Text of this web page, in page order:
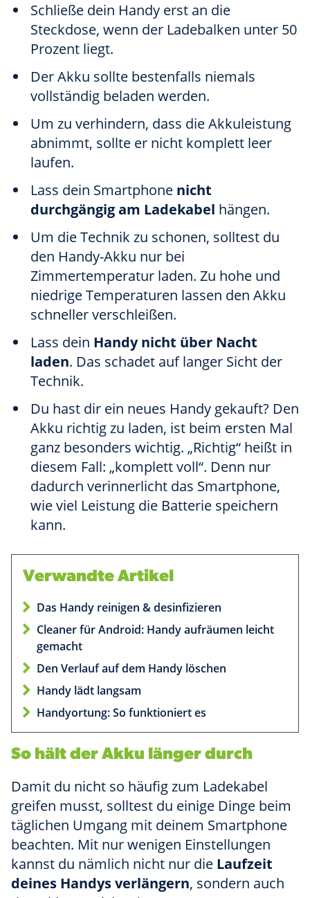
Schließe dein Handy erst an die
Steckdose, wenn der Ladebalken unter 50
Prozent liegt.
Der Akku sollte bestenfalls niemals
vollständig beladen werden.
Um zu verhindern, dass die Akkuleistung
abnimmt, sollte er nicht komplett leer
laufen.
Lass dein Smartphone nicht
durchgängig am Ladekabel hängen.
Um die Technik zu schonen, solltest du
den Handy-Akku nur bei
Zimmertemperatur laden. Zu hohe und
niedrige Temperaturen lassen den Akku
schneller verschleißen.
Lass dein Handy nicht über Nacht
laden. Das schadet auf langer Sicht der
Technik.
Du hast dir ein neues Handy gekauft? Den
Akku richtig zu laden, ist beim ersten Mal
ganz besonders wichtig. „Richtig“ heißt in
diesem Fall: „komplett voll“. Denn nur
dadurch verinnerlicht das Smartphone,
wie viel Leistung die Batterie speichern
kann.
Verwandte Artikel
Das Handy reinigen & desinfizieren
Cleaner für Android: Handy aufräumen leicht
gemacht
Den Verlauf auf dem Handy löschen
Handy lädt langsam
Handyortung: So funktioniert es
So hält der Akku länger durch
Damit du nicht so häufig zum Ladekabel
greifen musst, solltest du einige Dinge beim
täglichen Umgang mit deinem Smartphone
beachten. Mit nur wenigen Einstellungen
kannst du nämlich nicht nur die Laufzeit
deines Handys verlängern, sondern auch